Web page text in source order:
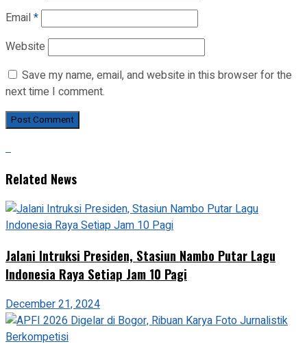
Email*
Website
Save my name, email, and website in this browser for the
next time I comment.
Related News
Jalani Intruksi Presiden, Stasiun Nambo Putar Lagu
Indonesia Raya Setiap Jam 10 Pagi
December 21, 2024